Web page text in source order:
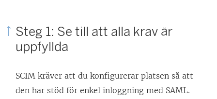
Steg 1: Se till att alla krav är
uppfyllda
SCIM kräver att du konfigurerar platsen så att
den har stöd för enkel inloggning med SAML.